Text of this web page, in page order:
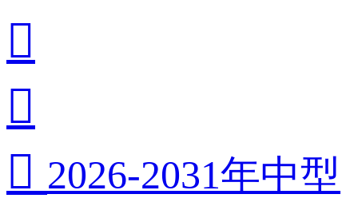


 2026-2031年中型